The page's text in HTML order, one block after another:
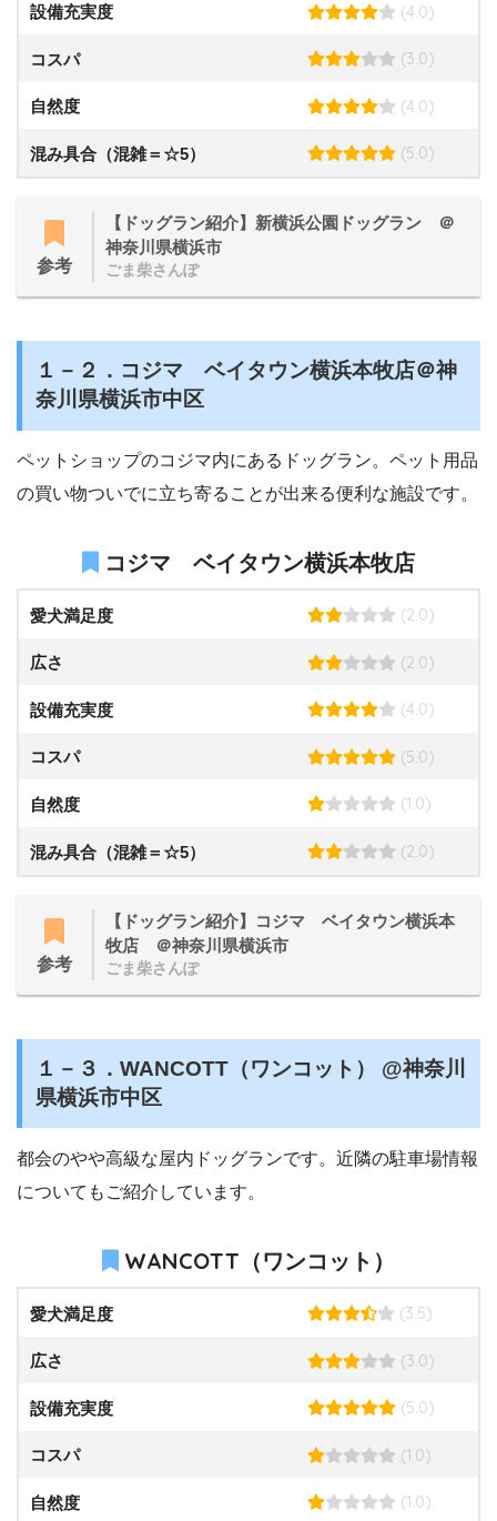
設備充実度 (4.0)
コスパ (3.0)
自然度 (4.0)
混み具合（混雑＝☆5） (5.0)
参考
【ドッグラン紹介】新横浜公園ドッグラン ＠
神奈川県横浜市
ごま柴さんぽ
１－２．コジマ ベイタウン横浜本牧店＠神
奈川県横浜市中区
ペットショップのコジマ内にあるドッグラン。ペット用品
の買い物ついでに立ち寄ることが出来る便利な施設です。
コジマ ベイタウン横浜本牧店
愛犬満足度 (2.0)
広さ (2.0)
設備充実度 (4.0)
コスパ (5.0)
自然度 (1.0)
混み具合（混雑＝☆5） (2.0)
参考
【ドッグラン紹介】コジマ ベイタウン横浜本
牧店 ＠神奈川県横浜市
ごま柴さんぽ
１－３．WANCOTT（ワンコット） @神奈川
県横浜市中区
都会のやや高級な屋内ドッグランです。近隣の駐車場情報
についてもご紹介しています。
WANCOTT（ワンコット）
愛犬満足度 (3.5)
広さ (3.0)
設備充実度 (5.0)
コスパ (1.0)
自然度 (1.0)